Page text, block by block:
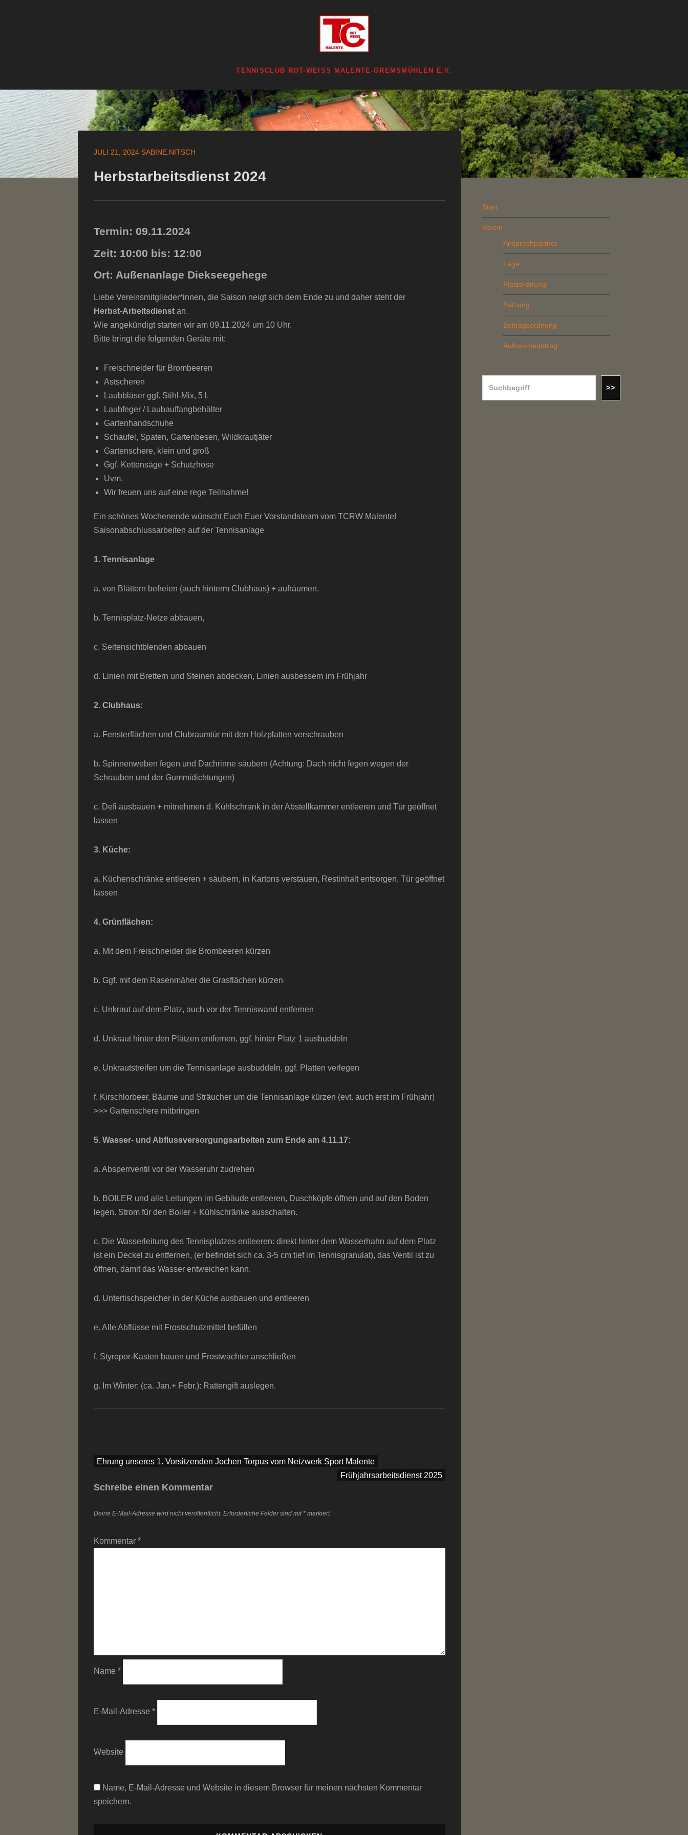
TENNISCLUB ROT-WEISS MALENTE-GREMSMÜHLEN E.V.
Zum
Inhalt
springen
JULI 21, 2024 SABINE.NITSCH
Herbstarbeitsdienst 2024
Termin: 09.11.2024
Zeit: 10:00 bis: 12:00
Ort: Außenanlage Diekseegehege
Liebe Vereinsmitglieder*innen, die Saison neigt sich dem Ende zu und daher steht der
Herbst-Arbeitsdienst an.
Wie angekündigt starten wir am 09.11.2024 um 10 Uhr.
Bitte bringt die folgenden Geräte mit:
Freischneider für Brombeeren
Astscheren
Laubbläser ggf. Stihl-Mix, 5 l.
Laubfeger / Laubauffangbehälter
Gartenhandschuhe
Schaufel, Spaten, Gartenbesen, Wildkrautjäter
Gartenschere, klein und groß
Ggf. Kettensäge + Schutzhose
Uvm.
Wir freuen uns auf eine rege Teilnahme!
Ein schönes Wochenende wünscht Euch Euer Vorstandsteam vom TCRW Malente!
Saisonabschlussarbeiten auf der Tennisanlage
1. Tennisanlage
a. von Blättern befreien (auch hinterm Clubhaus) + aufräumen.
b. Tennisplatz-Netze abbauen,
c. Seitensichtblenden abbauen
d. Linien mit Brettern und Steinen abdecken, Linien ausbessern im Frühjahr
2. Clubhaus:
a. Fensterflächen und Clubraumtür mit den Holzplatten verschrauben
b. Spinnenweben fegen und Dachrinne säubern (Achtung: Dach nicht fegen wegen der
Schrauben und der Gummidichtungen)
c. Defi ausbauen + mitnehmen d. Kühlschrank in der Abstellkammer entleeren und Tür geöffnet
lassen
3. Küche:
a. Küchenschränke entleeren + säubern, in Kartons verstauen, Restinhalt entsorgen, Tür geöffnet
lassen
4. Grünflächen:
a. Mit dem Freischneider die Brombeeren kürzen
b. Ggf. mit dem Rasenmäher die Grasflächen kürzen
c. Unkraut auf dem Platz, auch vor der Tenniswand entfernen
d. Unkraut hinter den Plätzen entfernen, ggf. hinter Platz 1 ausbuddeln
e. Unkrautstreifen um die Tennisanlage ausbuddeln, ggf. Platten verlegen
f. Kirschlorbeer, Bäume und Sträucher um die Tennisanlage kürzen (evt. auch erst im Frühjahr)
>>> Gartenschere mitbringen
5. Wasser- und Abflussversorgungsarbeiten zum Ende am 4.11.17:
a. Absperrventil vor der Wasseruhr zudrehen
b. BOILER und alle Leitungen im Gebäude entleeren, Duschköpfe öffnen und auf den Boden
legen. Strom für den Boiler + Kühlschränke ausschalten.
c. Die Wasserleitung des Tennisplatzes entleeren: direkt hinter dem Wasserhahn auf dem Platz
ist ein Deckel zu entfernen, (er befindet sich ca. 3-5 cm tief im Tennisgranulat), das Ventil ist zu
öffnen, damit das Wasser entweichen kann.
d. Untertischspeicher in der Küche ausbauen und entleeren
e. Alle Abflüsse mit Frostschutzmittel befüllen
f. Styropor-Kasten bauen und Frostwächter anschließen
g. Im Winter: (ca. Jan.+ Febr.): Rattengift auslegen.
Beitragsnavigation
Ehrung unseres 1. Vorsitzenden Jochen Torpus vom Netzwerk Sport Malente
Frühjahrsarbeitsdienst 2025
Schreibe einen Kommentar
Deine E-Mail-Adresse wird nicht veröffentlicht. Erforderliche Felder sind mit * markiert
Kommentar *
Name *
E-Mail-Adresse *
Website
Name, E-Mail-Adresse und Website in diesem Browser für meinen nächsten Kommentar
speichern.
Start
Verein
Ansprechpartner
Lage
Platzordnung
Satzung
Beitragsordnung
Aufnahmeantrag
>>